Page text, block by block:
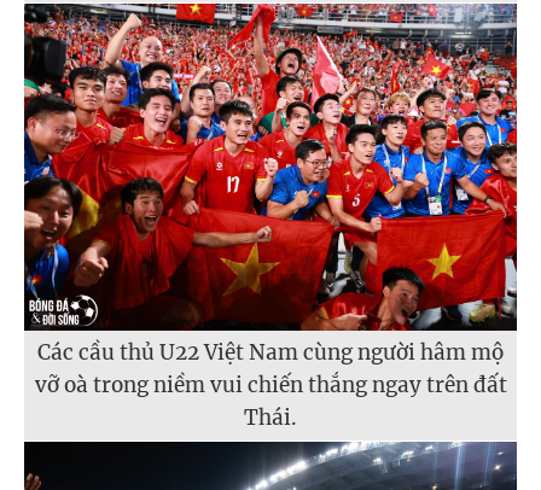
Các cầu thủ U22 Việt Nam cùng người hâm mộ
vỡ oà trong niềm vui chiến thắng ngay trên đất
Thái.